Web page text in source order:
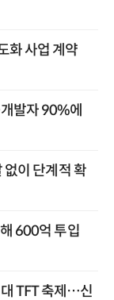
화 사업 계약
발자 90%에
이 단계적 확
600억 투입
TFT 축제…신